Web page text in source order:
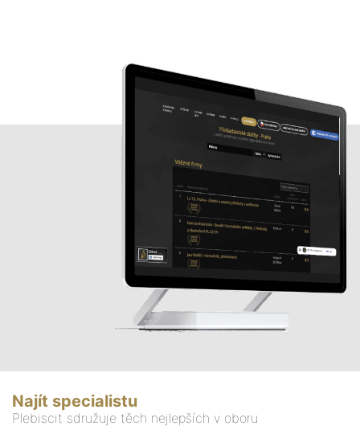
Najít specialistu
Plebiscit sdružuje těch nejlepších v oboru